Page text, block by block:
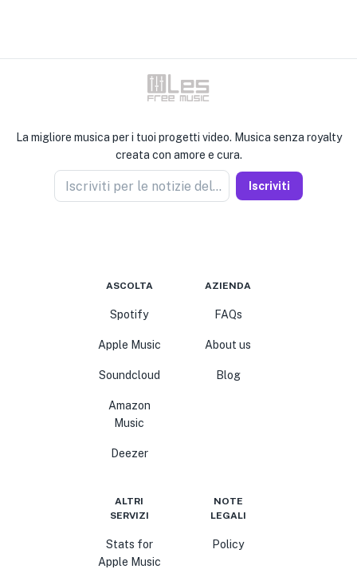
La migliore musica per i tuoi progetti video. Musica senza royalty
creata con amore e cura.
Iscriviti per le notizie del venditore Iscriviti
ASCOLTA
Spotify
Apple Music
Soundcloud
Amazon
Music
Deezer
AZIENDA
FAQs
About us
Blog
ALTRI
SERVIZI
Stats for
Apple Music
NOTE
LEGALI
Policy